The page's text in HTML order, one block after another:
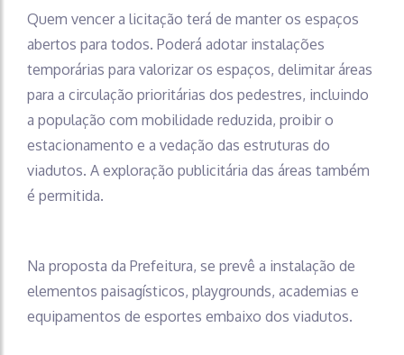
Quem vencer a licitação terá de manter os espaços
abertos para todos. Poderá adotar instalações
temporárias para valorizar os espaços, delimitar áreas
para a circulação prioritárias dos pedestres, incluindo
a população com mobilidade reduzida, proibir o
estacionamento e a vedação das estruturas do
viadutos. A exploração publicitária das áreas também
é permitida.
Na proposta da Prefeitura, se prevê a instalação de
elementos paisagísticos, playgrounds, academias e
equipamentos de esportes embaixo dos viadutos.